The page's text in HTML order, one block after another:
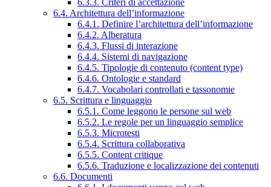
6.3.3. Criteri di accettazione
6.4. Architettura dell’informazione
6.4.1. Definire l’architettura dell’informazione
6.4.2. Alberatura
6.4.3. Flussi di interazione
6.4.4. Sistemi di navigazione
6.4.5. Tipologie di contenuto (content type)
6.4.6. Ontologie e standard
6.4.7. Vocabolari controllati e tassonomie
6.5. Scrittura e linguaggio
6.5.1. Come leggono le persone sul web
6.5.2. Le regole per un linguaggio semplice
6.5.3. Microtesti
6.5.4. Scrittura collaborativa
6.5.5. Content critique
6.5.6. Traduzione e localizzazione dei contenuti
6.6. Documenti